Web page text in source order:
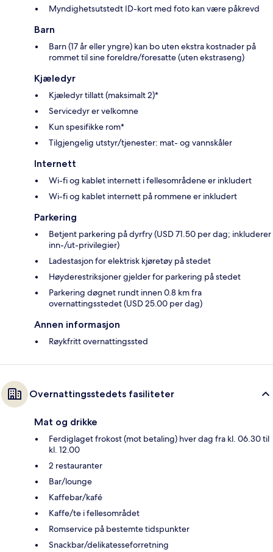
Myndighetsutstedt ID-kort med foto kan være påkrevd
Barn
Barn (17 år eller yngre) kan bo uten ekstra kostnader på
rommet til sine foreldre/foresatte (uten ekstraseng)
Kjæledyr
Kjæledyr tillatt (maksimalt 2)*
Servicedyr er velkomne
Kun spesifikke rom*
Tilgjengelig utstyr/tjenester: mat- og vannskåler
Internett
Wi-fi og kablet internett i fellesområdene er inkludert
Wi-fi og kablet internett på rommene er inkludert
Parkering
Betjent parkering på dyrfry (USD 71.50 per dag; inkluderer
inn-/ut-privilegier)
Ladestasjon for elektrisk kjøretøy på stedet
Høyderestriksjoner gjelder for parkering på stedet
Parkering døgnet rundt innen 0.8 km fra
overnattingsstedet (USD 25.00 per dag)
Annen informasjon
Røykfritt overnattingssted
Overnattingsstedets fasiliteter
Mat og drikke
Ferdiglaget frokost (mot betaling) hver dag fra kl. 06.30 til
kl. 12.00
2 restauranter
Bar/lounge
Kaffebar/kafé
Kaffe/te i fellesområdet
Romservice på bestemte tidspunkter
Snackbar/delikatesseforretning